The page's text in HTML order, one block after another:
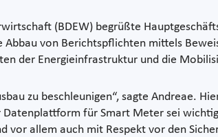
(BDEW) begrüßte
von Berichtspflichten mittels
der Energieinfrastruktur und die
zu beschleunigen“, sagte Andreae.
Datenplattform für Smart Meter sei
vor allem auch mit Respekt vor den